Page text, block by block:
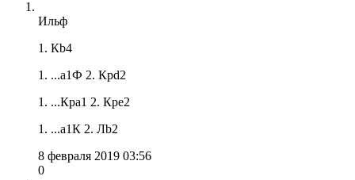
Ильф
1. Кb4
1. ...a1Ф 2. Крd2
1. ...Кра1 2. Кре2
1. ...а1К 2. Лb2
8 февраля 2019 03:56
0